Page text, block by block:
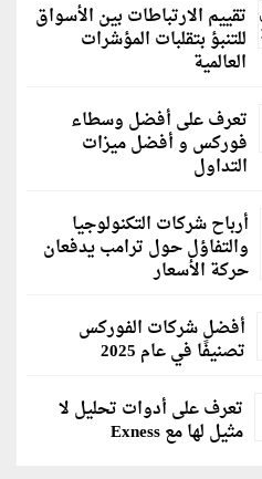
تقييم الارتباطات بين الأسواق
للتنبؤ بتقلبات المؤشرات
العالمية
تعرف على أفضل وسطاء
فوركس و أفضل ميزات
التداول
أرباح شركات التكنولوجيا
والتفاؤل حول ترامب يدفعان
حركة الأسعار
أفضل شركات الفوركس
تصنيفًا في عام 2025
تعرف على أدوات تحليل لا
مثيل لها مع Exness